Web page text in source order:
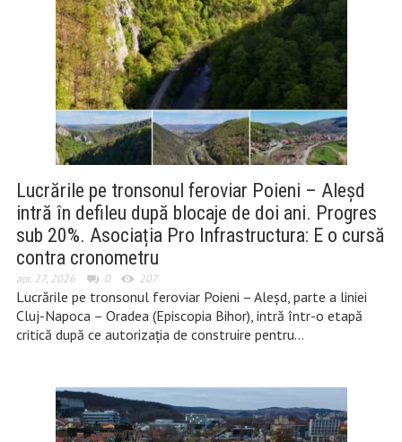
Lucrările pe tronsonul feroviar Poieni – Aleșd
intră în defileu după blocaje de doi ani. Progres
sub 20%. Asociația Pro Infrastructura: E o cursă
contra cronometru
apr. 27, 2026 0 207
Lucrările pe tronsonul feroviar Poieni – Aleșd, parte a liniei
Cluj-Napoca – Oradea (Episcopia Bihor), intră într-o etapă
critică după ce autorizația de construire pentru…